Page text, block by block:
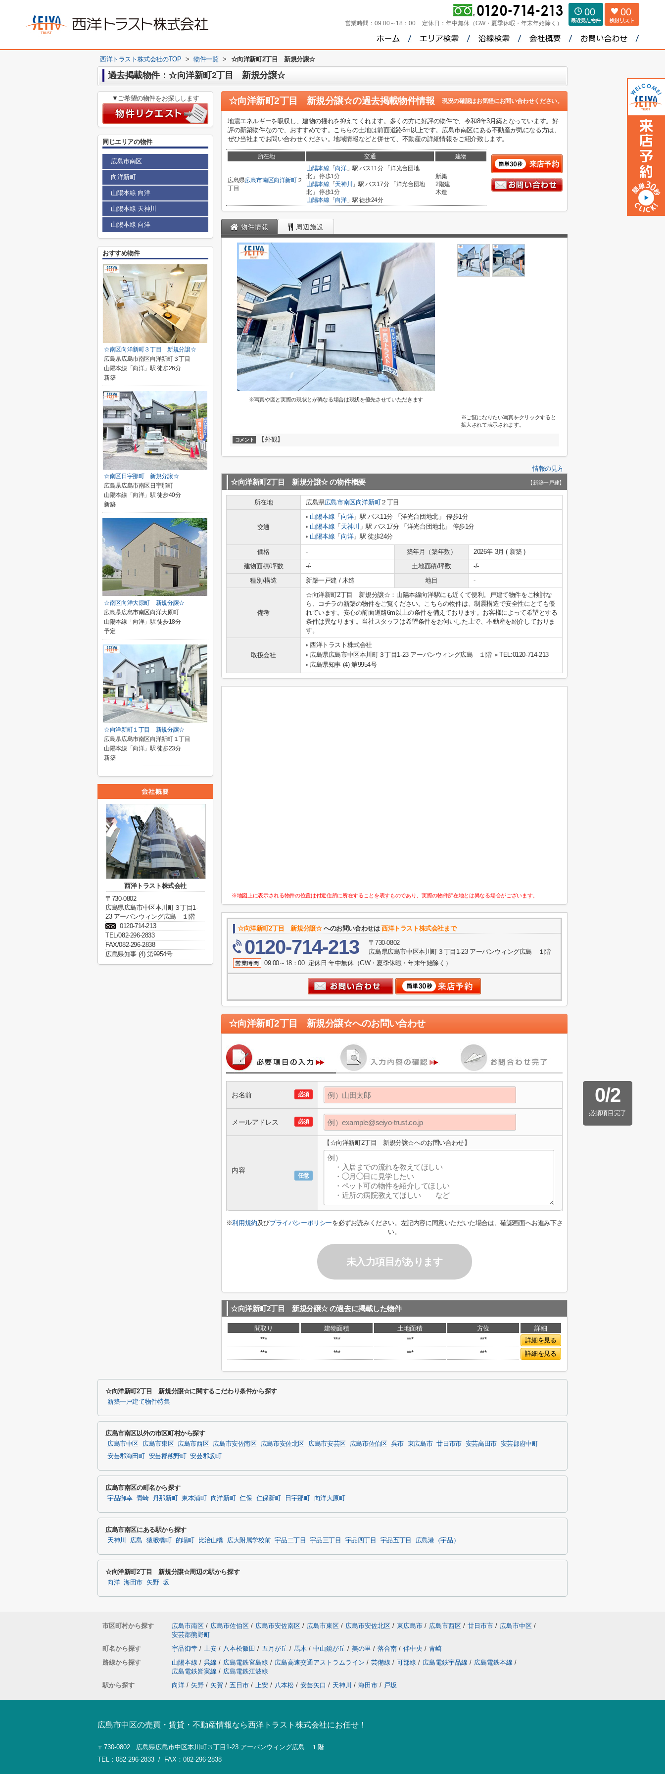
営業時間： 09:00～18：00 定休日： 年中無休（GW・夏季休暇・年末年始除く）
00 00
西洋トラスト株式会社のTOP > 物件一覧 > ☆向洋新町2丁目 新規分譲☆
過去掲載物件：☆向洋新町2丁目 新規分譲☆
☆向洋新町2丁目 新規分譲☆の過去掲載物件情報 現況の確認はお気軽にお問い合わせください。
地震エネルギーを吸収し、建物の揺れを抑えてくれます。多くの方に好評の物件で、令和8年3月築となっています。好
評の新築物件なので、おすすめです。こちらの土地は前面道路6m以上です。広島市南区にある不動産が気になる方は、
ぜひ当社までお問い合わせください。地域情報などと併せて、不動産の詳細情報をご紹介致します。
所在地 交通 建物
広島県広島市南区向洋新町２
丁目
山陽本線 「向洋」駅 バス11分 「洋光台団地
北」 停歩1分
山陽本線 「 天神川 」駅 バス17分 「洋光台団地
北」 停歩1分
山陽本線 「向洋」駅 徒歩24分
新築
2階建
木造
物件情報 周辺施設
※写真や図と実際の現状とが異なる場合は現状を優先させていただきます
※ご覧になりたい写真をクリックすると
拡大されて表示されます。
コメント 【外観】
情報の見方
☆向洋新町2丁目 新規分譲☆の物件概要 【新築一戸建】
所在地 広島県広島市南区向洋新町２丁目
交通
山陽本線 「 向洋」駅 バス11分 「洋光台団地北」 停歩1分
山陽本線 「 天神川 」駅 バス17分 「洋光台団地北」 停歩1分
山陽本線 「 向洋」駅 徒歩24分
価格 - 築年月（築年数）
2026年 3月 ( 新築 )
建物面積/坪数
-/- 土地面積/坪数
-/-
種別/構造
新築一戸建 / 木造 地目 -
備考
☆向洋新町2丁目 新規分譲☆：山陽本線向洋駅にも近くて便利。戸建て物件をご検討な
ら、コチラの新築の物件をご覧ください。こちらの物件は、制震構造で安全性にとても優
れています。安心の前面道路6m以上の条件を備えております。お客様によって希望とする
条件は異なります。当社スタッフは希望条件をお伺いした上で、不動産を紹介しておりま
す。
取扱会社
西洋トラスト株式会社
広島県広島市中区本川町３丁目1-23 アーバンウィング広島 １階
TEL:0120-714-213
広島県知事 (4) 第9954号
※地図上に表示される物件の位置は付近住所に所在することを表すものであり、実際の物件所在地とは異なる場合がございます。
☆向洋新町2丁目 新規分譲☆へのお問い合わせは西洋トラスト株式会社まで
0120-714-213
〒730-0802
広島県広島市中区本川町３丁目1-23 アーバンウィング広島 １階
09:00～18：00 定休日:年中無休（GW・夏季休暇・年末年始除く）
☆向洋新町2丁目 新規分譲☆へのお問い合わせ
0/2
必須項目完了
必須
お名前
必須
メールアドレス
任意
内容
【☆向洋新町2丁目 新規分譲☆へのお問い合わせ】
※利用規約及びプライバシーポリシーを必ずお読みください。左記内容に同意いただいた場合は、確認画面へお進み下さ
い。
未入力項目があります
☆向洋新町2丁目 新規分譲☆の過去に掲載した物件
間取り 建物面積 土地面積 方位
詳細
***
*** *** ***
詳細を見る
***
*** *** *** 詳細を見る
▼ご希望の物件をお探しします
同じエリアの物件
広島市南区
向洋新町
山陽本線 向洋
山陽本線 天神川
山陽本線 向洋
おすすめ物件
☆南区向洋新町３丁目 新規分譲☆
広島県広島市南区向洋新町３丁目
山陽本線「向洋」駅 徒歩26分
新築
☆南区日宇那町 新規分譲☆
広島県広島市南区日宇那町
山陽本線「向洋」駅 徒歩40分
新築
☆南区向洋大原町 新規分譲☆
広島県広島市南区向洋大原町
山陽本線「向洋」駅 徒歩18分
予定
☆向洋新町１丁目 新規分譲☆
広島県広島市南区向洋新町１丁目
山陽本線「向洋」駅 徒歩23分
新築
西洋トラスト株式会社
〒730-0802
広島県広島市中区本川町３丁目1-
23 アーバンウィング広島 １階
0120-714-213
TEL/082-296-2833
FAX/082-296-2838
広島県知事 (4) 第9954号
☆向洋新町2丁目 新規分譲☆に関するこだわり条件から探す
新築一戸建て物件特集
広島市南区以外の市区町村から探す
広島市中区 広島市東区 広島市西区 広島市安佐南区 広島市安佐北区 広島市安芸区 広島市佐伯区 呉市 東広島市 廿日市市 安芸高田市 安芸郡府中町
安芸郡海田町
安芸郡熊野町 安芸郡坂町
広島市南区の町名から探す
宇品御幸 青崎 丹那新町 東本浦町 向洋新町 仁保 仁保新町 日宇那町 向洋大原町
広島市南区にある駅から探す
天神川 広島 猿猴橋町 的場町 比治山橋 広大附属学校前 宇品二丁目 宇品三丁目 宇品四丁目 宇品五丁目 広島港（宇品）
☆向洋新町2丁目 新規分譲☆周辺の駅から探す
向洋 海田市 矢野 坂
市区町村から探す 広島市南区 / 広島市佐伯区 / 広島市安佐南区 / 広島市東区 / 広島市安佐北区 / 東広島市 / 広島市西区 / 廿日市市 / 広島市中区 /
安芸郡熊野町
町名から探す
宇品御幸 / 上安 / 八本松飯田 / 五月が丘 / 馬木 / 中山鏡が丘 / 美の里 / 落合南 / 伴中央 / 青崎
路線から探す
山陽本線 / 呉線 / 広島電鉄宮島線 / 広島高速交通アストラムライン / 芸備線 / 可部線 / 広島電鉄宇品線 / 広島電鉄本線 /
広島電鉄皆実線 / 広島電鉄江波線
駅から探す
向洋 / 矢野 / 矢賀 / 五日市 / 上安 / 八本松 / 安芸矢口 / 天神川 / 海田市 / 戸坂
広島市中区の売買・賃貸・不動産情報なら西洋トラスト株式会社にお任せ！
〒730-0802 広島県広島市中区本川町３丁目1-23 アーバンウィング広島 １階
TEL：082-296-2833 / FAX：082-296-2838